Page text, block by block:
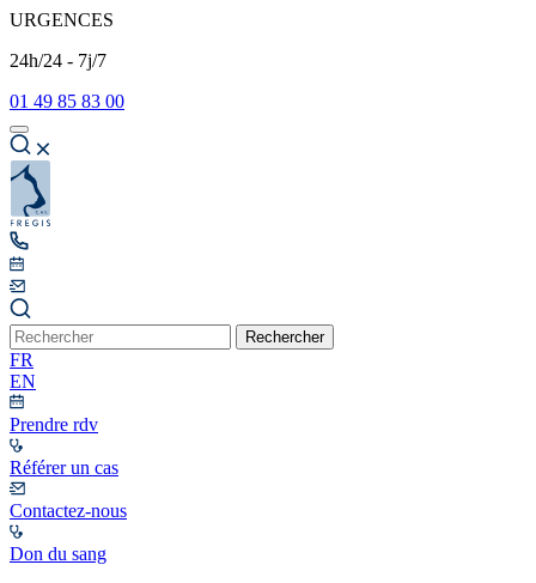
URGENCES
24h/24 - 7j/7
01 49 85 83 00
Rechercher
FR
EN
Prendre rdv
Référer un cas
Contactez-nous
Don du sang